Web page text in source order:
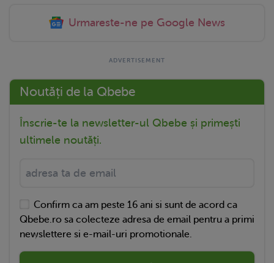
Urmareste-ne pe Google News
Noutăți de la Qbebe
Înscrie-te la newsletter-ul Qbebe și primești
ultimele noutăți.
Confirm ca am peste 16 ani si sunt de acord ca
Qbebe.ro sa colecteze adresa de email pentru a primi
newslettere si e-mail-uri promotionale.